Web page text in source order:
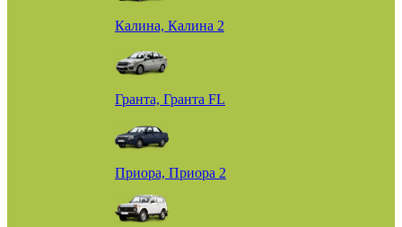
Калина, Калина 2
Гранта, Гранта FL
Приора, Приора 2